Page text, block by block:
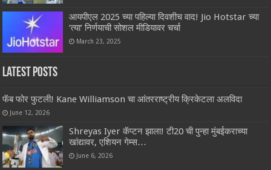
आयपीएल 2025 च्या पहिल्या दिवशीच वाद! Jio Hotstar च्या
‘त्या’ निर्णयाची सोशल मीडियावर चर्चा
March 23, 2025
Latest Posts
फॅब फोर फुटली! Kane Williamson चा आंतरराष्ट्रीय क्रिकेटला अलविदा
June 12, 2026
Shreyas Iyer कॅप्टन झाला! टी20 ची पुन्हा मुंबईकराच्या
खांद्यावर, एशियन गेम्स…
June 6, 2026